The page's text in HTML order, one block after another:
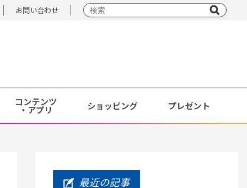
お問い合わせ
コンテンツ
・アプリ ショッピング プレゼント
最近の記事